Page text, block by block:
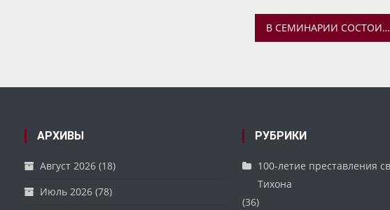
В СЕМИНАРИИ СОСТОИТСЯ ВСТРЕЧА С ПРОТОИЕРЕЕМ КОНСТАНТИНОМ КОНСТАНТИНОВЫМ
АРХИВЫ
Август 2026(18)
Июль 2026(78)
РУБРИКИ
100-летие преставления
Тихона
(36)